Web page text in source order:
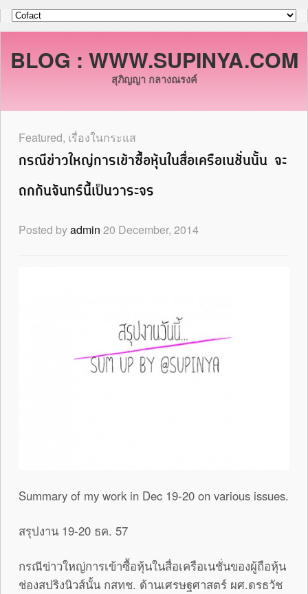
BLOG : WWW.SUPINYA.COM
สุภิญญา กลางณรงค์
Featured, เรื่องในกระแส
กรณีข่าวใหญ่การเข้าซื้อหุ้นในสื่อเครือเนชั่นนั้น จะ
ถกกันจันทร์นี้เป็นวาระจร
Posted byadmin 20 December, 2014
Summary of my work in Dec 19-20 on various issues.
สรุปงาน 19-20 ธค. 57
กรณีข่าวใหญ่การเข้าซื้อหุ้นในสื่อเครือเนชั่นของผู้ถือหุ้น
ช่องสปริงนิวส์นั้น กสทช. ด้านเศรษฐศาสตร์ ผศ.ดรธวัช